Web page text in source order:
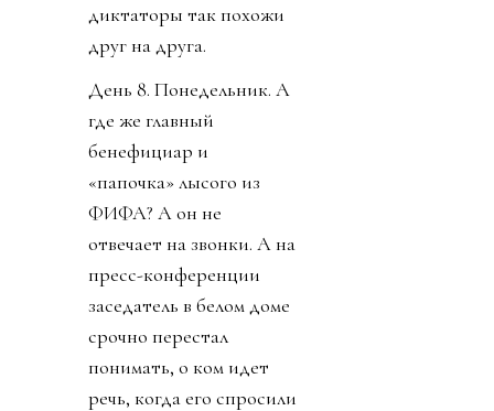
диктаторы так похожи
друг на друга.
День 8. Понедельник. А
где же главный
бенефициар и
«папочка» лысого из
ФИФА? А он не
отвечает на звонки. А на
пресс-конференции
заседатель в белом доме
срочно перестал
понимать, о ком идет
речь, когда его спросили